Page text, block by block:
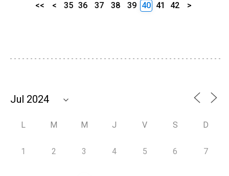
<< < 35 36 37 38 39 40 41 42 >
L M M J V S D
1 2 3 4 5 6 7